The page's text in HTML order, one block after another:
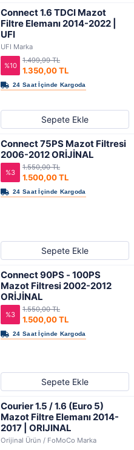
Connect 1.6 TDCI Mazot
Filtre Elemanı 2014-2022 |
UFI
UFI Marka
%10 1.350,00 TL
1.499,99 TL
Sepete Ekle
Connect 75PS Mazot Filtresi
2006-2012 ORİJİNAL
%3 1.500,00 TL
1.550,00 TL
Sepete Ekle
Connect 90PS - 100PS
Mazot Filtresi 2002-2012
ORİJİNAL
%3 1.500,00 TL
1.550,00 TL
Sepete Ekle
Courier 1.5 / 1.6 (Euro 5)
Mazot Filtre Elemanı 2014-
2017 | ORIJINAL
Orijinal Ürün / FoMoCo Marka